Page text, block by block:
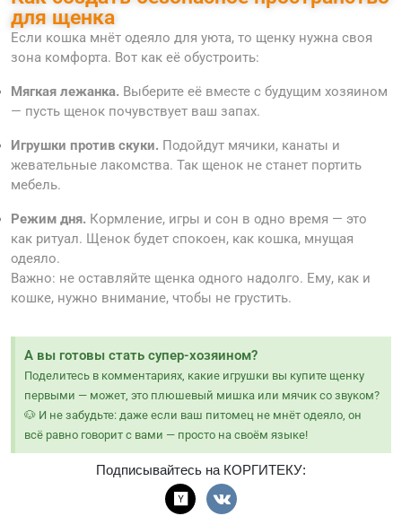
для щенка
Если кошка мнёт одеяло для уюта, то щенку нужна своя
зона комфорта. Вот как её обустроить:
Мягкая лежанка. Выберите её вместе с будущим хозяином
— пусть щенок почувствует ваш запах.
Игрушки против скуки. Подойдут мячики, канаты и
жевательные лакомства. Так щенок не станет портить
мебель.
Режим дня. Кормление, игры и сон в одно время — это
как ритуал. Щенок будет спокоен, как кошка, мнущая
одеяло.
Важно: не оставляйте щенка одного надолго. Ему, как и
кошке, нужно внимание, чтобы не грустить.
А вы готовы стать супер-хозяином?
Поделитесь в комментариях, какие игрушки вы купите щенку
первыми — может, это плюшевый мишка или мячик со звуком?
🐶 И не забудьте: даже если ваш питомец не мнёт одеяло, он
всё равно говорит с вами — просто на своём языке!
Подписывайтесь на КОРГИТЕКУ: